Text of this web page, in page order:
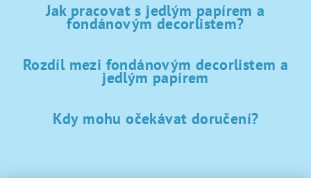
Jak pracovat s jedlým papírem a
fondánovým decorlistem?
Rozdíl mezi fondánovým decorlistem a
jedlým papírem
Kdy mohu očekávat doručení?